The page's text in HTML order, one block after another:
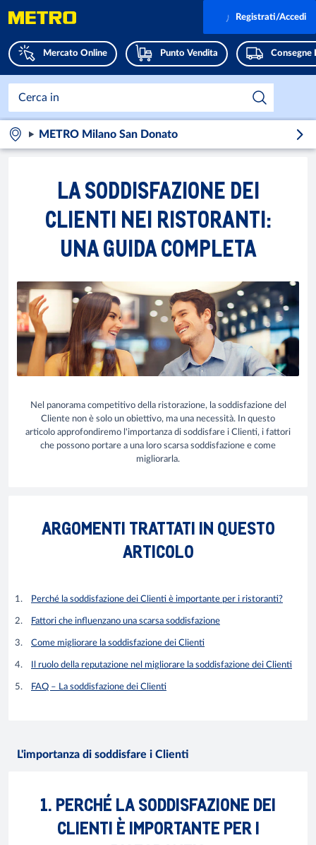
Mercato Online Punto Vendita Consegne
Registrati/Accedi
METRO Milano San Donato
LA SODDISFAZIONE DEI
CLIENTI NEI RISTORANTI:
UNA GUIDA COMPLETA
Nel panorama competitivo della ristorazione, la soddisfazione del
Cliente non è solo un obiettivo, ma una necessità. In questo
articolo approfondiremo l'importanza di soddisfare i Clienti, i fattori
che possono portare a una loro scarsa soddisfazione e come
migliorarla.
ARGOMENTI TRATTATI IN QUESTO
ARTICOLO
Perché la soddisfazione dei Clienti è importante per i ristoranti?
Fattori che influenzano una scarsa soddisfazione
Come migliorare la soddisfazione dei Clienti
Il ruolo della reputazione nel migliorare la soddisfazione dei Clienti
FAQ – La soddisfazione dei Clienti
L'importanza di soddisfare i Clienti
1. PERCHÉ LA SODDISFAZIONE DEI
CLIENTI È IMPORTANTE PER I